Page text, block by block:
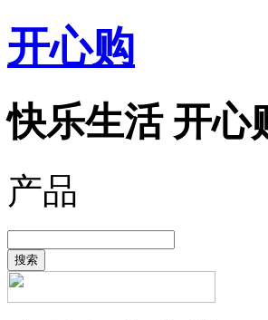
开心购
快乐生活 开心
产品
搜索